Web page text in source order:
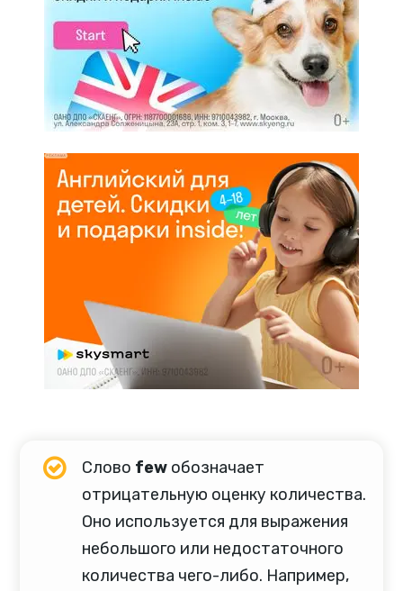
Слово few обозначает
отрицательную оценку количества.
Оно используется для выражения
небольшого или недостаточного
количества чего-либо. Например,